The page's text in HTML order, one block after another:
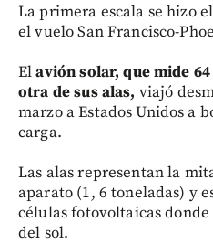
La primera escala se hizo
el vuelo San Francisco-
Elavión solar, que mide
otra de sus alas, viajó
marzo a Estados Unidos a
carga.
Las alas representan la
aparato (1, 6 toneladas) y
células fotovoltaicas
del sol.